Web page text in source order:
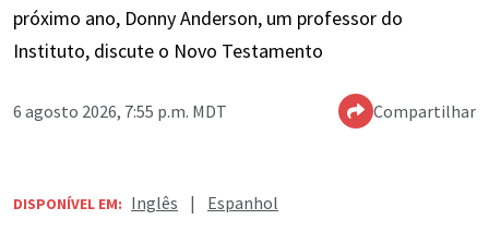
próximo ano, Donny Anderson, um professor do
Instituto, discute o Novo Testamento
6 agosto 2026, 7:55 p.m. MDT Compartilhar
DISPONÍVEL EM: Inglês | Espanhol